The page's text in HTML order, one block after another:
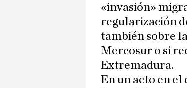
«invasión»
regularización
también sobre
Mercosur o si
Extremadura.
En un acto en el